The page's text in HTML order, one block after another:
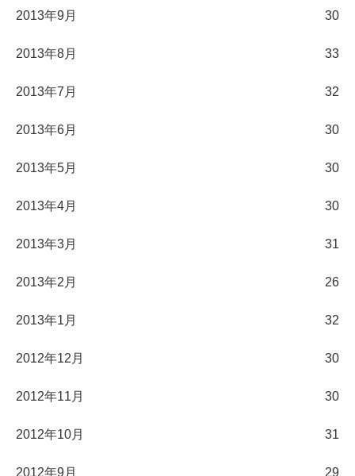
2013年9月 30
2013年8月 33
2013年7月 32
2013年6月 30
2013年5月 30
2013年4月 30
2013年3月 31
2013年2月 26
2013年1月 32
2012年12月 30
2012年11月 30
2012年10月 31
2012年9月 29